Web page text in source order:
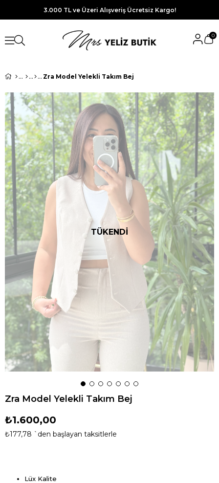
3.000 TL ve Üzeri Alışveriş Ücretsiz Kargo!
0
Zra Model Yelekli Takım Bej
TÜKENDİ
Zra Model Yelekli Takım Bej
₺1.600,00
₺177,78 `den başlayan taksitlerle
Lüx Kalite